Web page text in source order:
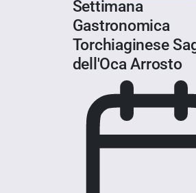
Settimana
Gastronomica
Torchiaginese
dell'Oca Arrosto